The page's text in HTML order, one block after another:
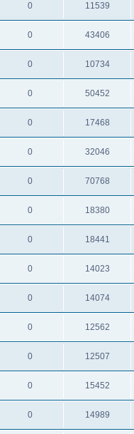
0 11539
0 43406
0 10734
0 50452
0 17468
0 32046
0 70768
0 18380
0 18441
0 14023
0 14074
0 12562
0 12507
0 15452
0 14989